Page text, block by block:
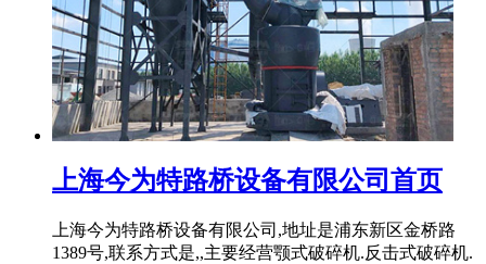
上海今为特路桥设备有限公司首页
上海今为特路桥设备有限公司,地址是浦东新区金桥路
1389号,联系方式是,,主要经营颚式破碎机.反击式破碎机.